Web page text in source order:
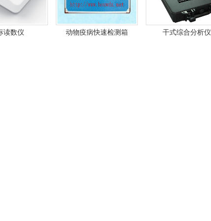
读数仪 动物疫病快速检测箱 干式综合分析仪